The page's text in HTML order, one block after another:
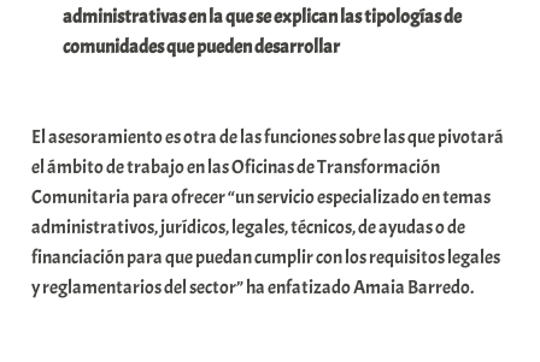
administrativas en la que se explican las tipologías de
comunidades que pueden desarrollar
El asesoramiento es otra de las funciones sobre las que pivotará
el ámbito de trabajo en las Oficinas de Transformación
Comunitaria para ofrecer “un servicio especializado en temas
administrativos, jurídicos, legales, técnicos, de ayudas o de
financiación para que puedan cumplir con los requisitos legales
y reglamentarios del sector” ha enfatizado Amaia Barredo.